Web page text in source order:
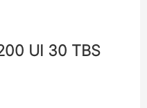
UI 30 TBS